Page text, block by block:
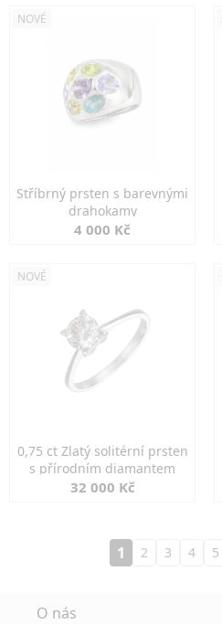
NOVÉ
Stříbrný prsten s barevnými
drahokamy
4 000 Kč
NOVÉ
0,75 ct Zlatý solitérní prsten
s přírodním diamantem
32 000 Kč
1 2 3 4 5
O nás